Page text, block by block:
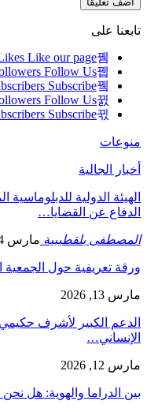
تابعنا على
Like our page
Follow Us
Subscribe
Follow Us
Subscribe
منوعات
أخبار الجالية
الهيئة الدولية
الدفاع عن القضايا…
المصطفى بلقطيبية مارس 14, 2026
ورقة تعريفية حول الجمعية
مارس 13, 2026
الدعم الكبير لأشرف
الإنساني…
مارس 12, 2026
بين الدراما والهوية: هل